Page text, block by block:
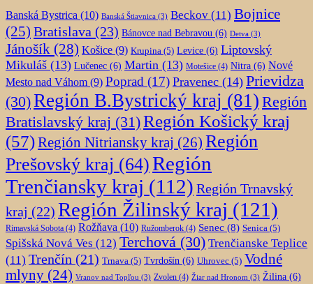
Banská Bystrica (10) Banská Štiavnica (3) Beckov (11) Bojnice
(25) Bratislava (23) Bánovce nad Bebravou (6) Detva (3)
Jánošík (28) Košice (9) Krupina (5) Levice (6) Liptovský
Mikuláš (13) Lučenec (6) Martin (13) Motešice (4) Nitra (6) Nové
Mesto nad Váhom (9) Poprad (17) Pravenec (14) Prievidza
(30)Región B.Bystrický kraj (81) Región
Bratislavský kraj (31)Región Košický kraj
(57)Región Nitriansky kraj (26) Región
Prešovský kraj (64)Región
Trenčiansky kraj (112) Región Trnavský
kraj (22) Región Žilinský kraj (121)
Rimavská Sobota (4) Rožňava (10) Ružomberok (4) Senec (8) Senica (5)
Spišská Nová Ves (12) Terchová (30) Trenčianske Teplice
(11) Trenčín (21) Trnava (5) Tvrdošín (6) Uhrovec (5) Vodné
mlyny (24) Vranov nad Topľou (3) Zvolen (4) Žiar nad Hronom (3) Žilina (6)